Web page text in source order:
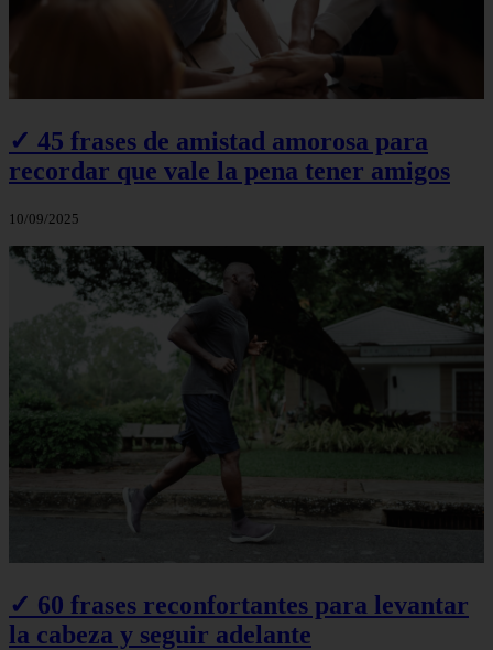
✓ 45 frases de amistad amorosa para
recordar que vale la pena tener amigos
10/09/2025
✓ 60 frases reconfortantes para levantar
la cabeza y seguir adelante